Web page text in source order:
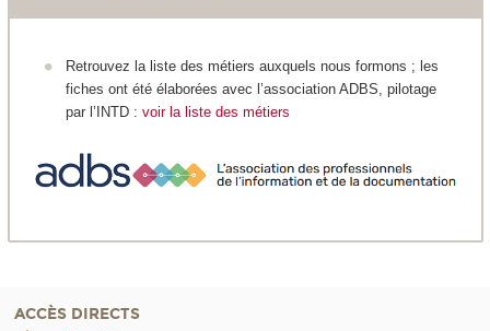
Retrouvez la liste des métiers auxquels nous formons ; les
fiches ont été élaborées avec l’association ADBS, pilotage
par l’INTD : voir la liste des métiers
ACCÈS DIRECTS